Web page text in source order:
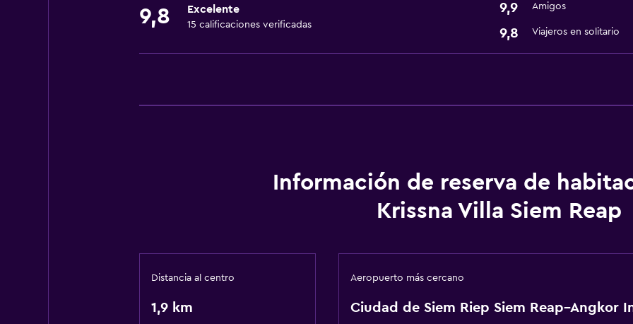
Instalaciones para reuniones
Servicio de habitaciones
Desayuno en la
Nevera
Golf
Paseos a caballo
Servicios básicos
Wifi gratis
Internet
9,8 Excelente
15 calificaciones verificadas
9,9 Amigos
9,8 Viajeros en solitario
Información de reserva de
Krissna Villa Siem Reap
Distancia al centro
1,9 km
Aeropuerto más cercano
Ciudad de Siem Riep Siem Reap–Angkor